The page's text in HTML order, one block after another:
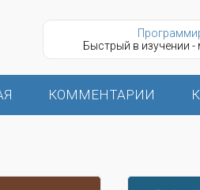
Быстрый в изучении
КОММЕНТАРИИ